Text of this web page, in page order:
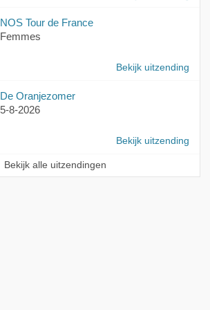
NOS Tour de France
Femmes
Bekijk uitzending
De Oranjezomer
5-8-2026
Bekijk uitzending
Bekijk alle uitzendingen